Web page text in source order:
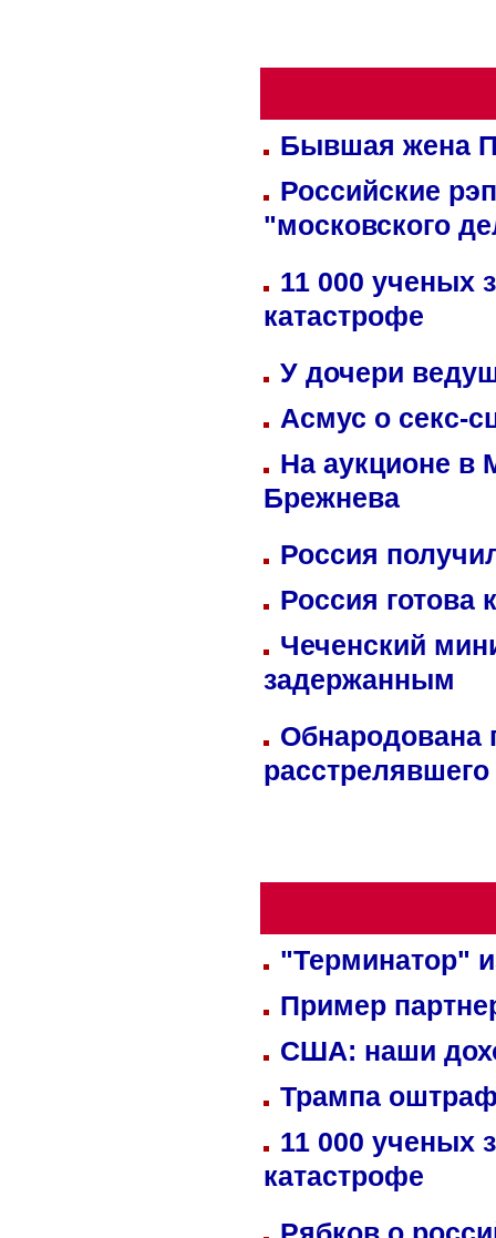
Бывшая жена
Российские
"московского
11 000 ученых
катастрофе
У дочери
Асмус о секс-
На аукционе в
Брежнева
Россия
Россия готова
Чеченский
задержанным
Обнародована
"Терминатор"
Пример
США: наши
Трампа
11 000 ученых
катастрофе